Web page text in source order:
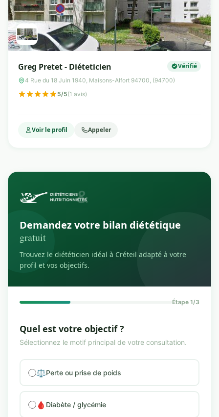
Greg Pretet - Diéteticien Vérifié
4 Rue du 18 Juin 1940, Maisons-Alfort 94700, (94700)
5/5(1 avis)
Voir le profil Appeler
Demandez votre bilan diététique
gratuit
Trouvez le diététicien idéal à Créteil adapté à votre
profil et vos objectifs.
Étape 1/3
Quel est votre objectif ?
Sélectionnez le motif principal de votre consultation.
⚖️Perte ou prise de poids
🩸 Diabète / glycémie